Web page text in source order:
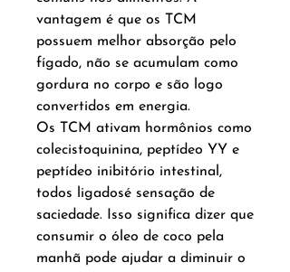
vantagem é que os TCM
possuem melhor absorção pelo
fígado, não se acumulam como
gordura no corpo e são logo
convertidos em energia.
Os TCM ativam hormônios como
colecistoquinina, peptídeo YY e
peptídeo inibitório intestinal,
todos ligadosé sensação de
saciedade. Isso significa dizer que
consumir o óleo de coco pela
manhã pode ajudar a diminuir o